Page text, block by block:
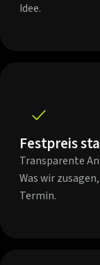
Idee.
Festpreis
Transparente
Was wir
Termin.